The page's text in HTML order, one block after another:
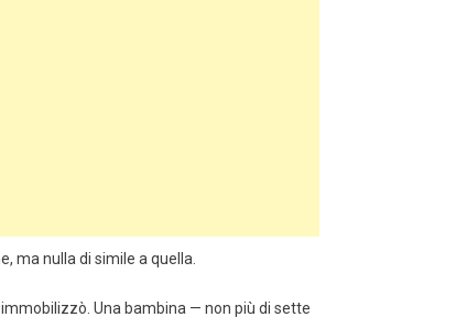
ma nulla di simile a quella.
Una bambina — non più di sette